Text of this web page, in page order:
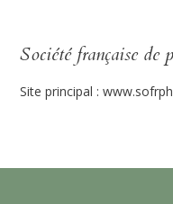
Société française de
Site principal :